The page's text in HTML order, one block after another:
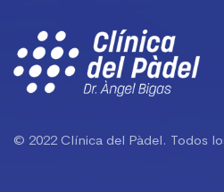
© 2022 Clínica del Pàdel. Todos